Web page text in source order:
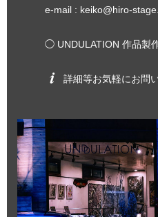
e-mail : keiko@hiro-
◯ UNDULATION 作品製
詳細等お気軽にお問